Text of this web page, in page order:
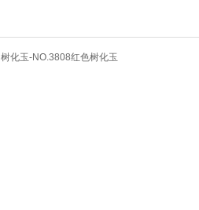
树化玉-NO.3808红色树化玉